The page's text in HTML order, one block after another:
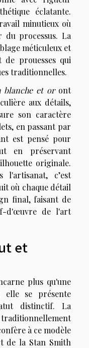
éclatante.
minutieux où
processus. La
méticuleux et
prouesses qui
traditionnelles.
blanche et oront
aux détails,
son caractère
en passant par
est pensé pour
en préservant
originale.
l'artisanat, c’est
où chaque détail
final, faisant de
d'œuvre de l'art
et
plus qu'une
elle se présente
distinctif. La
à ce modèle
de la Stan Smith